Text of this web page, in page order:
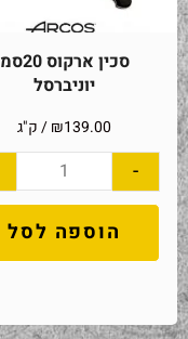
סכין ארקוס 20סמ
יוניברסל
₪139.00 / ק"ג
-
הוספה לסל